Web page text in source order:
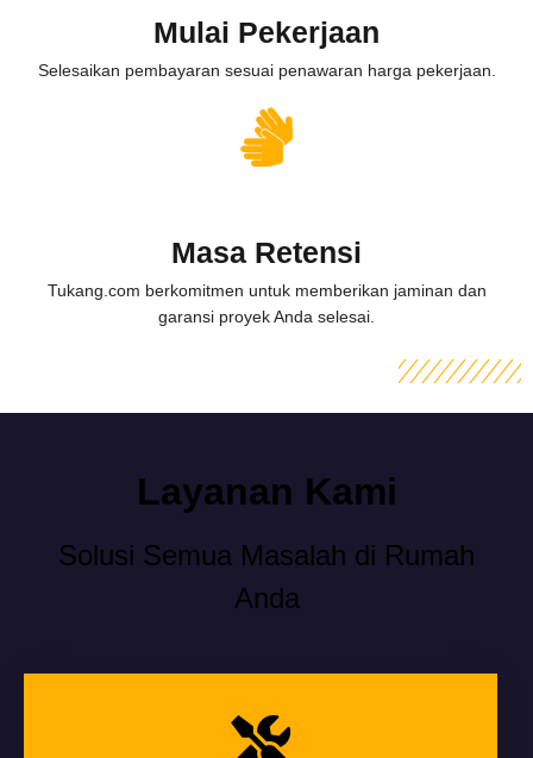
Mulai Pekerjaan
Selesaikan pembayaran sesuai penawaran harga pekerjaan.
Masa Retensi
Tukang.com berkomitmen untuk memberikan jaminan dan
garansi proyek Anda selesai.
Layanan Kami
Solusi Semua Masalah di Rumah
Anda